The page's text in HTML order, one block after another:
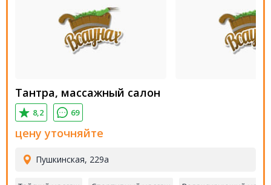
Тантра, массажный салон
8,2 69
цену уточняйте
Пушкинская, 229а